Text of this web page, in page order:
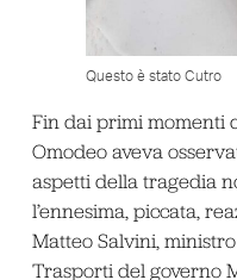
Questo è stato Cutro
Fin dai primi momenti
Omodeo aveva
aspetti della tragedia
l’ennesima, piccata,
Matteo Salvini,
Trasporti del governo